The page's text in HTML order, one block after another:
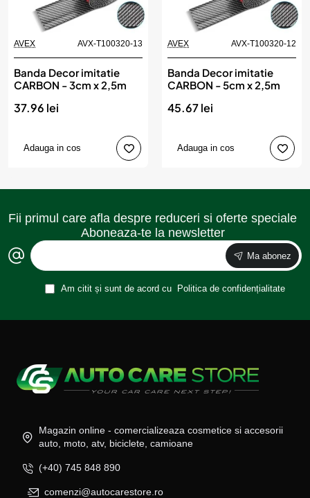
AVEX AVX-T100320-13
Banda Decor imitatie
CARBON - 3cm x 2,5m
37.96 lei
Adauga in cos
AVEX AVX-T100320-12
Banda Decor imitatie
CARBON - 5cm x 2,5m
45.67 lei
Adauga in cos
Fii primul care afla despre reduceri si oferte speciale
Aboneaza-te la newsletter
Ma abonez
Am citit și sunt de acord cu Politica de confidențialitate
Magazin online - comercializeaza cosmetice si accesorii
auto, moto, atv, biciclete, camioane
(+40) 745 848 890
comenzi@autocarestore.ro